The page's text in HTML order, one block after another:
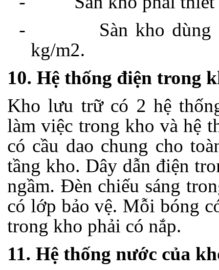
-
Sàn kho
kg/m2.
10. Hệ thống điện trong
Kho lưu trữ có 2 hệ
làm việc trong kho và hệ
có cầu dao chung cho
tầng kho. Dây dẫn điện
ngầm. Đèn chiếu sáng
có lớp bảo vệ. Mỗi bóng
trong kho phải có nắp.
11. Hệ thống nước của